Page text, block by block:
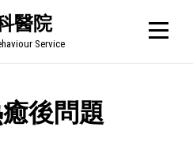
醫院
Service
後問題